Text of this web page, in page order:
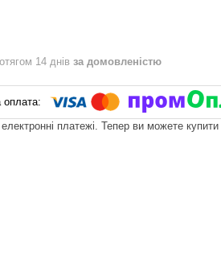
14 днів за домовленістю
електронні платежі. Тепер ви можете